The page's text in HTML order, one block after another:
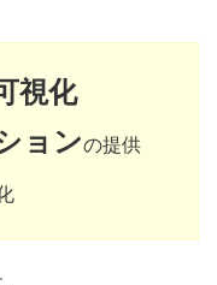
視化
ョンの提供